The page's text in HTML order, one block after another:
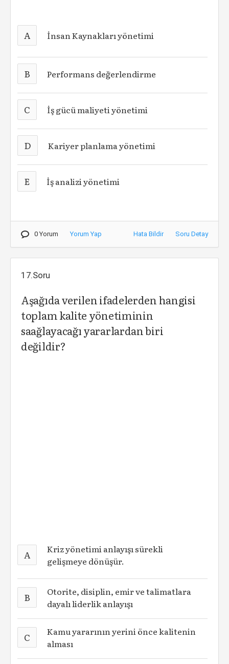
A İnsan Kaynakları yönetimi
B Performans değerlendirme
C İş gücü maliyeti yönetimi
D Kariyer planlama yönetimi
E İş analizi yönetimi
0 Yorum Yorum Yap Hata Bildir Soru Detay
17.Soru
Aşağıda verilen ifadelerden hangisi
toplam kalite yönetiminin
saağlayacağı yararlardan biri
değildir?
A
Kriz yönetimi anlayışı sürekli
gelişmeye dönüşür.
B
Otorite, disiplin, emir ve talimatlara
dayalı liderlik anlayışı
C
Kamu yararının yerini önce kalitenin
alması